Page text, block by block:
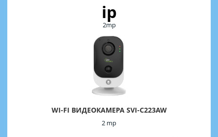
ip
2mp
WI-FI ВИДЕОКАМЕРА SVI-C223AW
2 mp